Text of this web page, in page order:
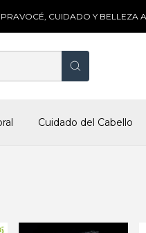
CUIDADO Y BELLEZA A
Cuidado del Cabello